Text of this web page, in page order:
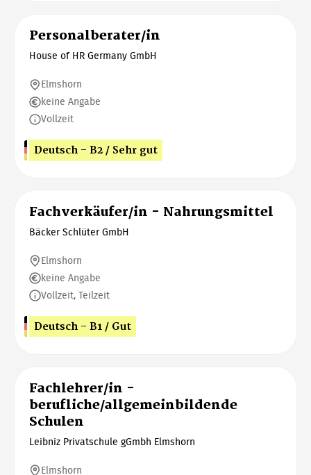
Personalberater/in
House of HR Germany GmbH
Elmshorn
keine Angabe
Vollzeit
Deutsch - B2 / Sehr gut
Fachverkäufer/in - Nahrungsmittel
Bäcker Schlüter GmbH
Elmshorn
keine Angabe
Vollzeit, Teilzeit
Deutsch - B1 / Gut
Fachlehrer/in -
berufliche/allgemeinbildende
Schulen
Leibniz Privatschule gGmbh Elmshorn
Elmshorn